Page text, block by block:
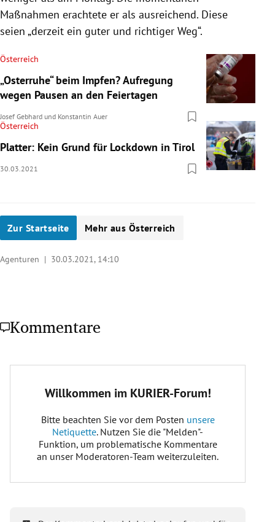
Maßnahmen erachtete er als ausreichend. Diese
seien „derzeit ein guter und richtiger Weg“.
Österreich
„Osterruhe“ beim Impfen? Aufregung
wegen Pausen an den Feiertagen
Josef Gebhard und Konstantin Auer
Österreich
Platter: Kein Grund für Lockdown in Tirol
30.03.2021
Zur Startseite Mehr aus Österreich
Agenturen | 30.03.2021, 14:10
Kommentare